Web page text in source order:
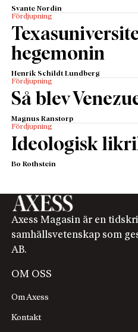
Svante Nordin
Fördjupning
hegemonin
Henrik Schildt Lundberg
Fördjupning
Så blev
Magnus Ranstorp
Fördjupning
Ideologisk
Bo Rothstein
Axess Magasin är en
samhällsvetenskap som
AB.
OM OSS
Om Axess
Kontakt